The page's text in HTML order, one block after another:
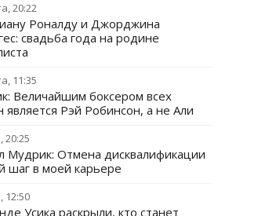
20:22
Роналду и Джорджина
свадьба года на родине
11:35
Величайшим боксером всех
является Рэй Робинсон, а не Али
20:25
Мудрик: Отмена дисквалификации
шаг в моей карьере
12:50
Усика раскрыли, кто станет